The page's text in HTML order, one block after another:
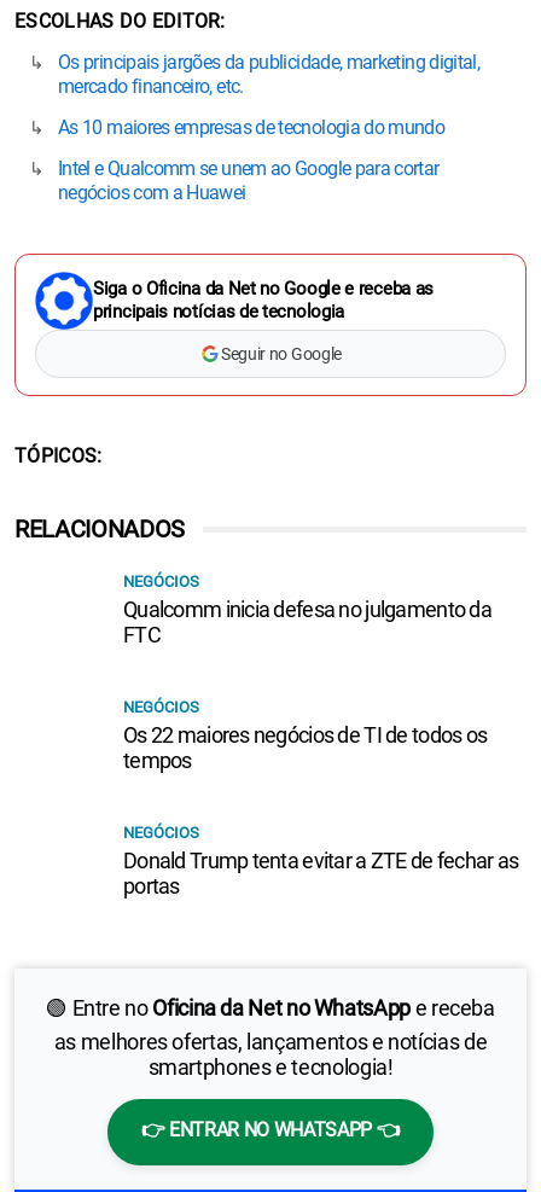
ESCOLHAS DO EDITOR
Os principais jargões da publicidade, marketing digital,
mercado financeiro, etc.
As 10 maiores empresas de tecnologia do mundo
Intel e Qualcomm se unem ao Google para cortar
negócios com a Huawei
Siga o Oficina da Net no Google e receba as
principais notícias de tecnologia
Seguir no Google
TÓPICOS
🟢 Entre noOficina da Net no WhatsAppe receba
as melhores ofertas, lançamentos e notícias de
smartphones e tecnologia!
👉 ENTRAR NO WHATSAPP 👈
RELACIONADOS
NEGÓCIOS
Qualcomm inicia defesa no julgamento da
FTC
NEGÓCIOS
Os 22 maiores negócios de TI de todos os
tempos
NEGÓCIOS
Donald Trump tenta evitar a ZTE de fechar as
portas